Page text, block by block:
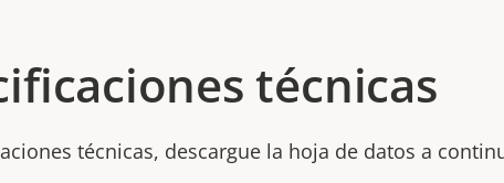
técnicas
técnicas, descargue la hoja de datos a